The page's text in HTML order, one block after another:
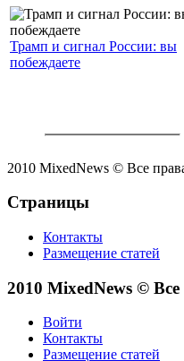
Трамп и сигнал России: вы
побеждаете
2010 MixedNews © Все
Страницы
Контакты
Размещение статей
2010 MixedNews ©
Войти
Контакты
Размещение статей